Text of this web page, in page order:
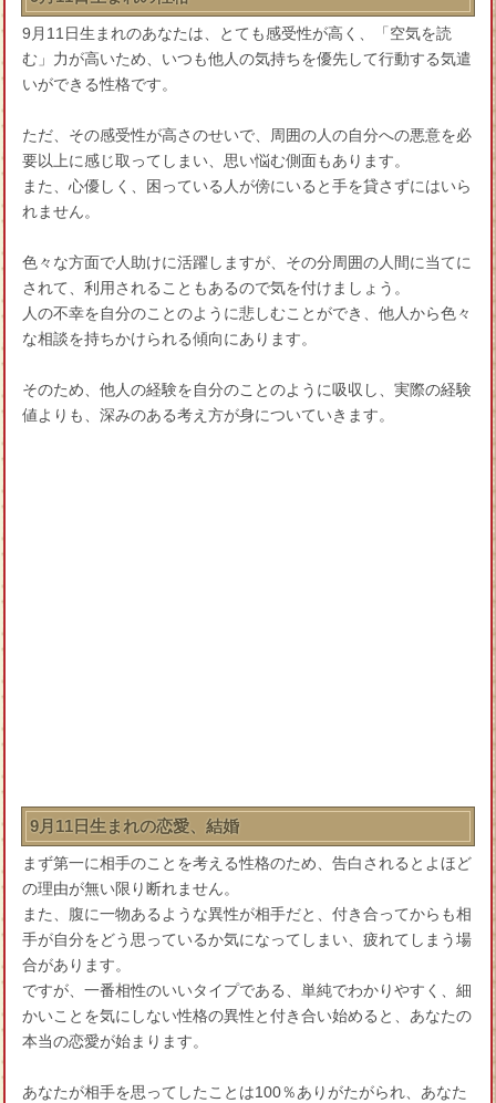
9月11日生まれのあなたは、とても感受性が高く、「空気を読
む」力が高いため、いつも他人の気持ちを優先して行動する気遣
いができる性格です。
ただ、その感受性が高さのせいで、周囲の人の自分への悪意を必
要以上に感じ取ってしまい、思い悩む側面もあります。
また、心優しく、困っている人が傍にいると手を貸さずにはいら
れません。
色々な方面で人助けに活躍しますが、その分周囲の人間に当てに
されて、利用されることもあるので気を付けましょう。
人の不幸を自分のことのように悲しむことができ、他人から色々
な相談を持ちかけられる傾向にあります。
そのため、他人の経験を自分のことのように吸収し、実際の経験
値よりも、深みのある考え方が身についていきます。
9月11日生まれの恋愛、結婚
まず第一に相手のことを考える性格のため、告白されるとよほど
の理由が無い限り断れません。
また、腹に一物あるような異性が相手だと、付き合ってからも相
手が自分をどう思っているか気になってしまい、疲れてしまう場
合があります。
ですが、一番相性のいいタイプである、単純でわかりやすく、細
かいことを気にしない性格の異性と付き合い始めると、あなたの
本当の恋愛が始まります。
あなたが相手を思ってしたことは100％ありがたがられ、あなた